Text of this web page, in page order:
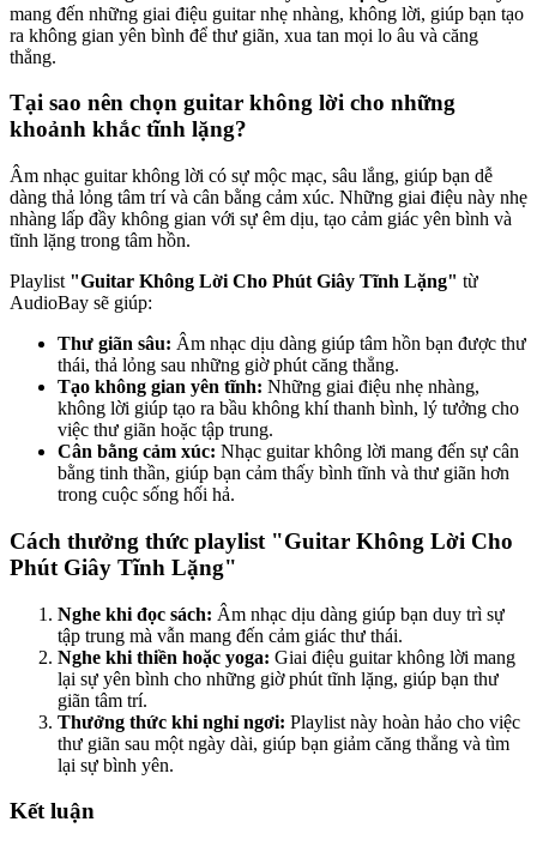
mang đến những giai điệu guitar nhẹ nhàng, không lời, giúp bạn tạo
ra không gian yên bình để thư giãn, xua tan mọi lo âu và căng
thẳng.
Tại sao nên chọn guitar không lời cho những
khoảnh khắc tĩnh lặng?
Âm nhạc guitar không lời có sự mộc mạc, sâu lắng, giúp bạn dễ
dàng thả lỏng tâm trí và cân bằng cảm xúc. Những giai điệu này nhẹ
nhàng lấp đầy không gian với sự êm dịu, tạo cảm giác yên bình và
tĩnh lặng trong tâm hồn.
Playlist "Guitar Không Lời Cho Phút Giây Tĩnh Lặng" từ
AudioBay sẽ giúp:
Thư giãn sâu: Âm nhạc dịu dàng giúp tâm hồn bạn được thư
thái, thả lỏng sau những giờ phút căng thẳng.
Tạo không gian yên tĩnh: Những giai điệu nhẹ nhàng,
không lời giúp tạo ra bầu không khí thanh bình, lý tưởng cho
việc thư giãn hoặc tập trung.
Cân bằng cảm xúc: Nhạc guitar không lời mang đến sự cân
bằng tinh thần, giúp bạn cảm thấy bình tĩnh và thư giãn hơn
trong cuộc sống hối hả.
Cách thưởng thức playlist "Guitar Không Lời Cho
Phút Giây Tĩnh Lặng"
Nghe khi đọc sách: Âm nhạc dịu dàng giúp bạn duy trì sự
tập trung mà vẫn mang đến cảm giác thư thái.
Nghe khi thiền hoặc yoga: Giai điệu guitar không lời mang
lại sự yên bình cho những giờ phút tĩnh lặng, giúp bạn thư
giãn tâm trí.
Thưởng thức khi nghỉ ngơi: Playlist này hoàn hảo cho việc
thư giãn sau một ngày dài, giúp bạn giảm căng thẳng và tìm
lại sự bình yên.
Kết luận